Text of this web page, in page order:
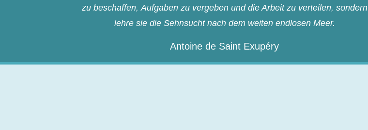
zu beschaffen, Aufgaben zu vergeben und die Arbeit zu verteilen, sondern
lehre sie die Sehnsucht nach dem weiten endlosen Meer.
Antoine de Saint Exupéry